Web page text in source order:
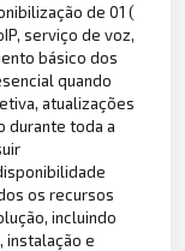
de 01 (
serviço de voz,
básico dos
quando
atualizações
durante toda a
os recursos
incluindo
instalação e